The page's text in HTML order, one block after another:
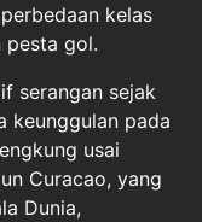
kelas
pesta gol.
serangan sejak
keunggulan pada
usai
Curacao, yang
Dunia,